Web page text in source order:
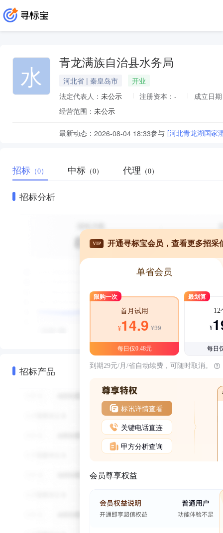
水 青龙满族自治县水务局
河北省 | 秦皇岛市
开业
法定代表人： 未公示 注册资本： -
成立日
经营范围： 未公示
最新动态： 2026-08-04 18:33参与 [河北青龙湖国家
招标 （0） 中标 （0） 代理 （0）
招标分析
招标产品
VIP 开通寻标宝会员，查看更多招采
单省会员
限购一次
首月试用
¥14.9 ¥39
每日仅0.48元
最划算
12
¥
每日
到期29元/月/省自动续费，可随时取消。
标讯详情查看
关键电话直连
甲方分析查询
会员尊享权益